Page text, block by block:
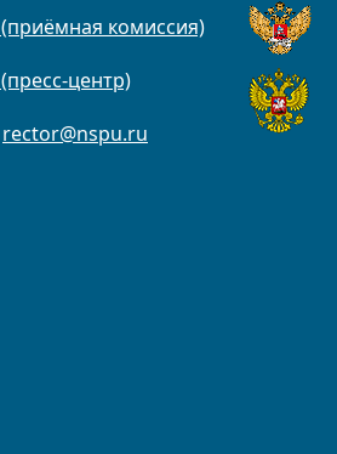
комиссия)
центр)
rector@nspu.ru